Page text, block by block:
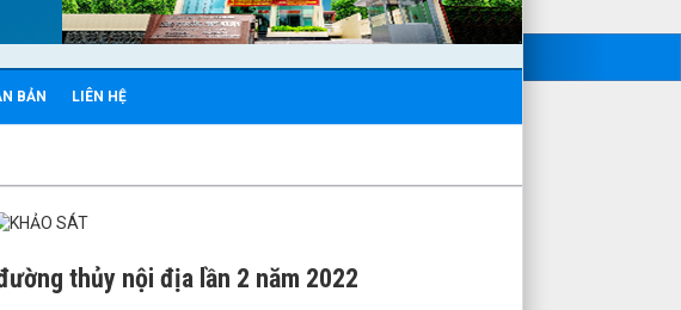
BẢN LIÊN HỆ
thủy nội địa lần 2 năm 2022